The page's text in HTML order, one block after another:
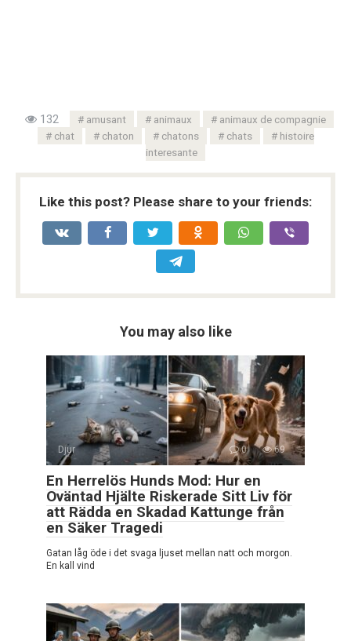
132 amusant animaux
animaux de compagnie
chat
chaton chatons chats
histoire
interesante
Like this post? Please share to your friends:
You may also like
Djur 0 69
En Herrelös Hunds Mod: Hur en
Oväntad Hjälte Riskerade Sitt Liv för
att Rädda en Skadad Kattunge från
en Säker Tragedi
Gatan låg öde i det svaga ljuset mellan natt och morgon.
En kall vind